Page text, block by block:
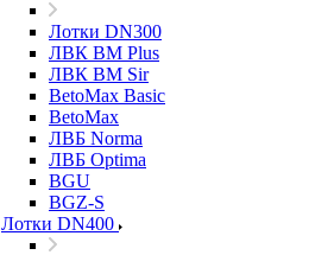
Лотки DN300
ЛВК ВМ Plus
ЛВК ВМ Sir
BetoMax Basic
BetoMax
ЛВБ Norma
ЛВБ Optima
BGU
BGZ-S
Лотки DN400